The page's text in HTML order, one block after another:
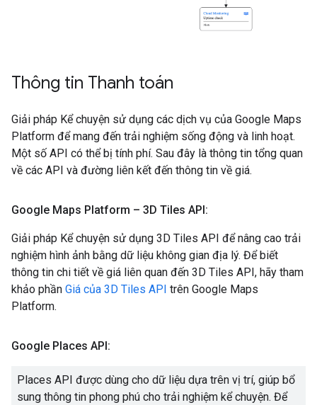
Thông tin Thanh toán
Giải pháp Kể chuyện sử dụng các dịch vụ của Google Maps
Platform để mang đến trải nghiệm sống động và linh hoạt.
Một số API có thể bị tính phí. Sau đây là thông tin tổng quan
về các API và đường liên kết đến thông tin về giá.
Google Maps Platform – 3D Tiles API:
Giải pháp Kể chuyện sử dụng 3D Tiles API để nâng cao trải
nghiệm hình ảnh bằng dữ liệu không gian địa lý. Để biết
thông tin chi tiết về giá liên quan đến 3D Tiles API, hãy tham
khảo phần Giá của 3D Tiles API trên Google Maps
Platform.
Google Places API:
Places API được dùng cho dữ liệu dựa trên vị trí, giúp bổ
sung thông tin phong phú cho trải nghiệm kể chuyện. Để